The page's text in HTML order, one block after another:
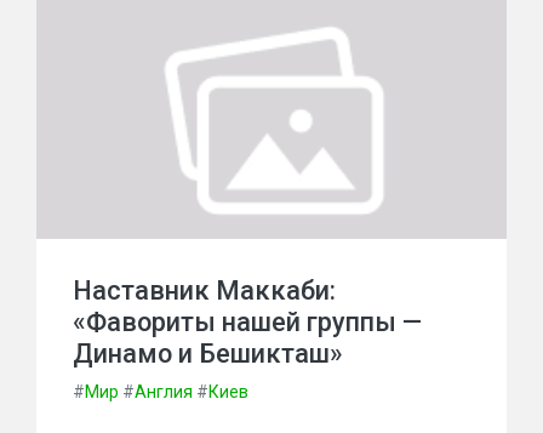
Наставник Маккаби:
«Фавориты нашей группы —
Динамо и Бешикташ»
#Мир #Англия #Киев